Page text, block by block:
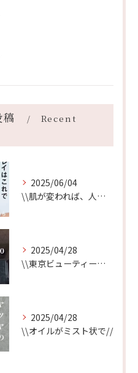
Recent
2025/06/04
\\肌が変われば、人生が変わる//
2025/04/28
\\東京ビューティーワールド始まります//
2025/04/28
\\オイルがミスト状で//